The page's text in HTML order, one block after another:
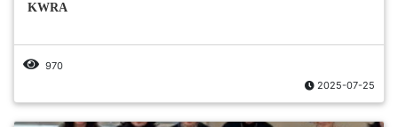
KWRA
970
2025-07-25